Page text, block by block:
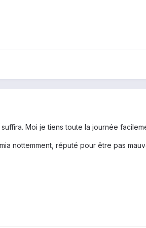
Moi je tiens toute la journée
nottemment, réputé pour être pas